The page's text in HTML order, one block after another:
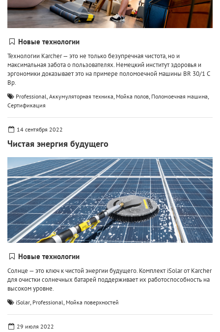
Новые технологии
Технологии Karcher — это не только безупречная чистота, но и
максимальная забота о пользователях. Немецкий институт здоровья и
эргономики доказывает это на примере поломоечной машины BR 30/1 С
Bp.
Professional, Аккумуляторная техника, Мойка полов, Поломоечная машина,
Сертификация
14 сентября 2022
Чистая энергия будущего
Новые технологии
Солнце — это ключ к чистой энергии будущего. Комплект iSolar от Karcher
для очистки солнечных батарей поддерживает их работоспособность на
высоком уровне.
iSolar, Professional, Мойка поверхностей
29 июля 2022